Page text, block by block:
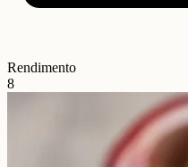
Rendimento
8